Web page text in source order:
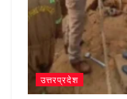
उत्तरप्रदेश